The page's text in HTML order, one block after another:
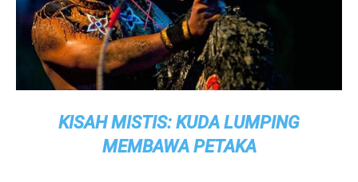
KISAH MISTIS: KUDA LUMPING
MEMBAWA PETAKA